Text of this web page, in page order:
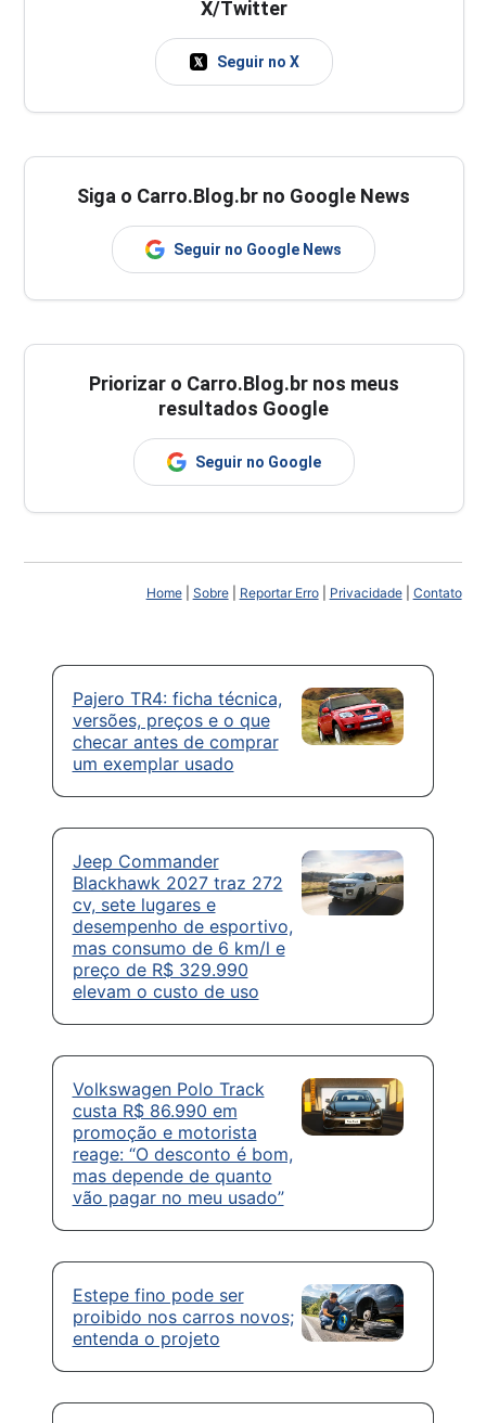
X/Twitter
Seguir no X
Siga o Carro.Blog.br no Google News
Seguir no Google News
Priorizar o Carro.Blog.br nos meus
resultados Google
Seguir no Google
Home| Sobre| Reportar Erro| Privacidade| Contato
Pajero TR4: ficha técnica,
versões, preços e o que
checar antes de comprar
um exemplar usado
Jeep Commander
Blackhawk 2027 traz 272
cv, sete lugares e
desempenho de esportivo,
mas consumo de 6 km/l e
preço de R$ 329.990
elevam o custo de uso
Volkswagen Polo Track
custa R$ 86.990 em
promoção e motorista
reage: “O desconto é bom,
mas depende de quanto
vão pagar no meu usado”
Estepe fino pode ser
proibido nos carros novos;
entenda o projeto